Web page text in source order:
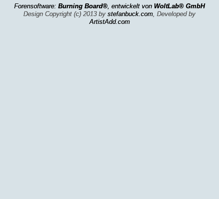
Forensoftware: Burning Board®, entwickelt von WoltLab® GmbH
Design Copyright (c) 2013 by stefanbuck.com, Developed by
ArtistAdd.com